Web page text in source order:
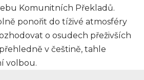
Komunitních Překladů.
ponořit do tíživé atmosféry
o osudech přeživších
v češtině, tahle
volbou.